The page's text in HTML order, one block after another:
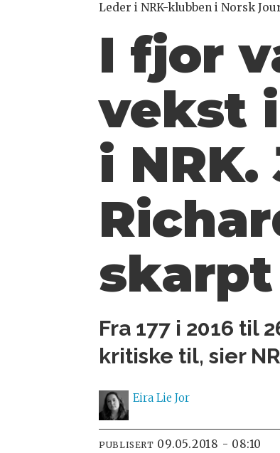
Leder i NRK-klubben i Norsk
I fjor
vekst
i
skarpt
Fra 177 i 2016 til
kritiske til, sier
Eira Lie Jor
PUBLISERT 09.05.2018 - 08:10